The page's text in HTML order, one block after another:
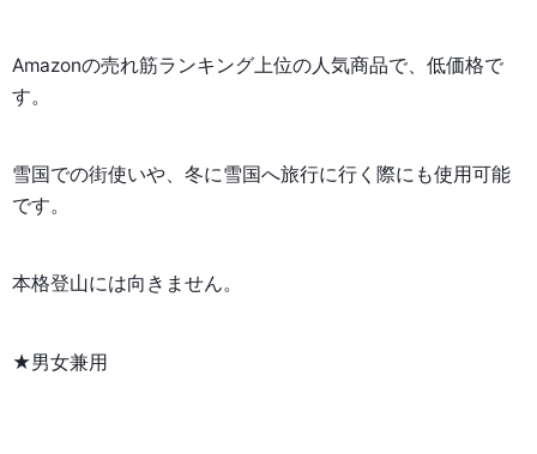
Amazonの売れ筋ランキング上位の人気商品で、低価格で
す。
雪国での街使いや、冬に雪国へ旅行に行く際にも使用可能
です。
本格登山には向きません。
★男女兼用